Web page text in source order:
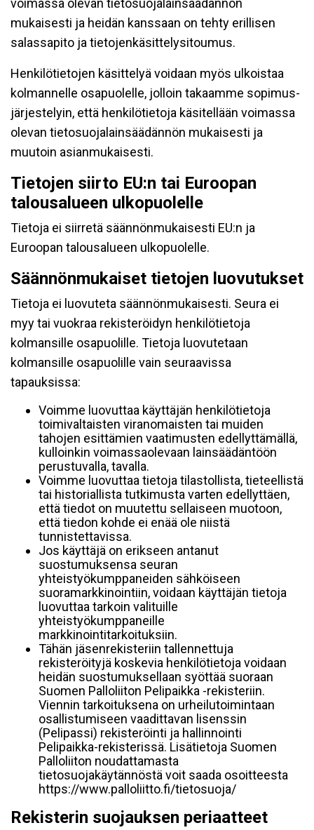
voimassa olevan tietosuojalainsäädännön
mukaisesti ja heidän kanssaan on tehty erillisen
salassapito ja tietojenkäsittelysitoumus.
Henkilötietojen käsittelyä voidaan myös ulkoistaa
kolmannelle osapuolelle, jolloin takaamme sopimus-
järjestelyin, että henkilötietoja käsitellään voimassa
olevan tietosuojalainsäädännön mukaisesti ja
muutoin asianmukaisesti.
Tietojen siirto EU:n tai Euroopan
talousalueen ulkopuolelle
Tietoja ei siirretä säännönmukaisesti EU:n ja
Euroopan talousalueen ulkopuolelle.
Säännönmukaiset tietojen luovutukset
Tietoja ei luovuteta säännönmukaisesti. Seura ei
myy tai vuokraa rekisteröidyn henkilötietoja
kolmansille osapuolille. Tietoja luovutetaan
kolmansille osapuolille vain seuraavissa
tapauksissa:
Voimme luovuttaa käyttäjän henkilötietoja
toimivaltaisten viranomaisten tai muiden
tahojen esittämien vaatimusten edellyttämällä,
kulloinkin voimassaolevaan lainsäädäntöön
perustuvalla, tavalla.
Voimme luovuttaa tietoja tilastollista, tieteellistä
tai historiallista tutkimusta varten edellyttäen,
että tiedot on muutettu sellaiseen muotoon,
että tiedon kohde ei enää ole niistä
tunnistettavissa.
Jos käyttäjä on erikseen antanut
suostumuksensa seuran
yhteistyökumppaneiden sähköiseen
suoramarkkinointiin, voidaan käyttäjän tietoja
luovuttaa tarkoin valituille
yhteistyökumppaneille
markkinointitarkoituksiin.
Tähän jäsenrekisteriin tallennettuja
rekisteröityjä koskevia henkilötietoja voidaan
heidän suostumuksellaan syöttää suoraan
Suomen Palloliiton Pelipaikka -rekisteriin.
Viennin tarkoituksena on urheilutoimintaan
osallistumiseen vaadittavan lisenssin
(Pelipassi) rekisteröinti ja hallinnointi
Pelipaikka-rekisterissä. Lisätietoja Suomen
Palloliiton noudattamasta
tietosuojakäytännöstä voit saada osoitteesta
https://www.palloliitto.fi/tietosuoja/
Rekisterin suojauksen periaatteet